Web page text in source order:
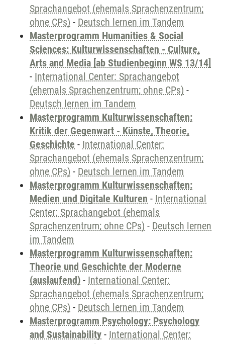
Sprachangebot (ehemals Sprachenzentrum;
ohne CPs) - Deutsch lernen im Tandem
Masterprogramm Humanities & Social
Sciences: Kulturwissenschaften - Culture,
Arts and Media [ab Studienbeginn WS 13/14]
- International Center: Sprachangebot
(ehemals Sprachenzentrum; ohne CPs) -
Deutsch lernen im Tandem
Masterprogramm Kulturwissenschaften:
Kritik der Gegenwart - Künste, Theorie,
Geschichte - International Center:
Sprachangebot (ehemals Sprachenzentrum;
ohne CPs) - Deutsch lernen im Tandem
Masterprogramm Kulturwissenschaften:
Medien und Digitale Kulturen - International
Center: Sprachangebot (ehemals
Sprachenzentrum; ohne CPs) - Deutsch lernen
im Tandem
Masterprogramm Kulturwissenschaften:
Theorie und Geschichte der Moderne
(auslaufend) - International Center:
Sprachangebot (ehemals Sprachenzentrum;
ohne CPs) - Deutsch lernen im Tandem
Masterprogramm Psychology: Psychology
and Sustainability - International Center: